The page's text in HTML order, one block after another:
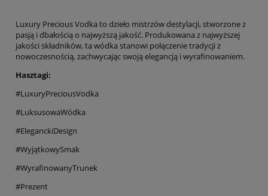
Luxury Precious Vodka to dzieło mistrzów destylacji, stworzone z
pasją i dbałością o najwyższą jakość. Produkowana z najwyższej
jakości składników, ta wódka stanowi połączenie tradycji z
nowoczesnością, zachwycając swoją elegancją i wyrafinowaniem.
Hasztagi:
#LuxuryPreciousVodka
#LuksusowaWódka
#EleganckiDesign
#WyjątkowySmak
#WyrafinowanyTrunek
#Prezent